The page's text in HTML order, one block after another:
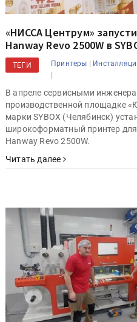
«НИССА Центрум»
Hanway Revo 2500W в
ТЕГИ Принтеры |
|
В апреле сервисными
производственной площадке
марки SYBOX (Челябинск)
широкоформатный принтер
Hanway Revo 2500W.
Читать далее